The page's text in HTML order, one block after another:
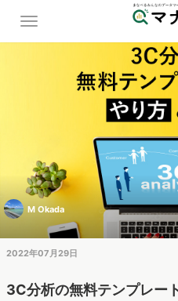
M Okada
2022年07月29日
3C分析の無料テンプレー